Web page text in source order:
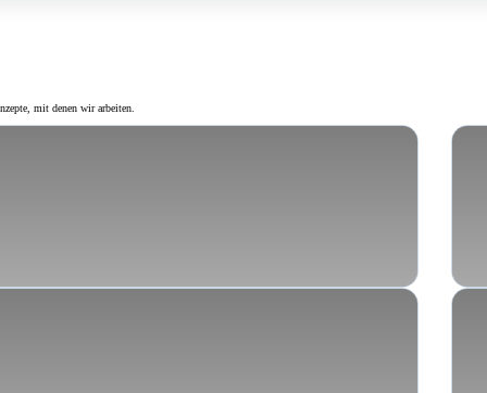
mit denen wir arbeiten.